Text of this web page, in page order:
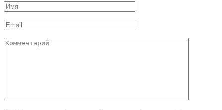
Имя
*
Email
*
Комментарий